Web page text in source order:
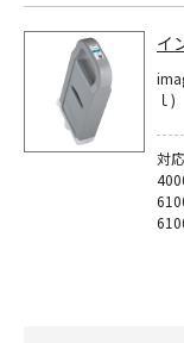
イ
ｌ)
対